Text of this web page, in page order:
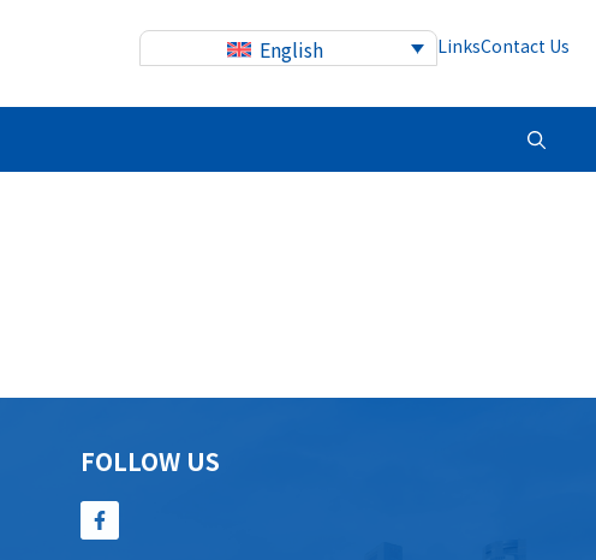
English LinksContact Us
FOLLOW US